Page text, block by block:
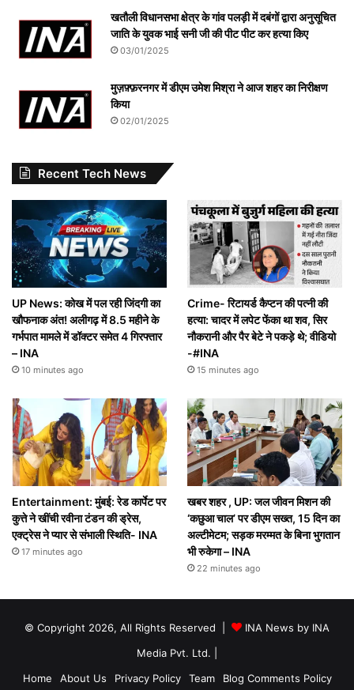
खतौली विधानसभा क्षेत्र के गांव पलड़ी में दबंगों द्वारा अनुसूचित
जाति के युवक भाई सनी जी की पीट पीट कर हत्या किए
03/01/2025
मुज़फ़्फ़रनगर में डीएम उमेश मिश्रा ने आज शहर का निरीक्षण
किया
02/01/2025
Recent Tech News
UP News: कोख में पल रही जिंदगी का
खौफनाक अंत! अलीगढ़ में 8.5 महीने के
गर्भपात मामले में डॉक्टर समेत 4 गिरफ्तार
– INA
10 minutes ago
Crime- रिटायर्ड कैप्टन की पत्नी की
हत्या: चादर में लपेट फेंका था शव, सिर
नौकरानी और पैर बेटे ने पकड़े थे; वीडियो
-#INA
15 minutes ago
Entertainment: मुंबई: रेड कार्पेट पर
कुत्ते ने खींची रवीना टंडन की ड्रेस,
एक्ट्रेस ने प्यार से संभाली स्थिति- INA
17 minutes ago
खबर शहर , UP: जल जीवन मिशन की
‘कछुआ चाल’ पर डीएम सख्त, 15 दिन का
अल्टीमेटम; सड़क मरम्मत के बिना भुगतान
भी रुकेगा – INA
22 minutes ago
© Copyright 2026, All Rights Reserved |
INA News by INA
Media Pvt. Ltd.
Home
About Us Privacy Policy Team Blog Comments Policy